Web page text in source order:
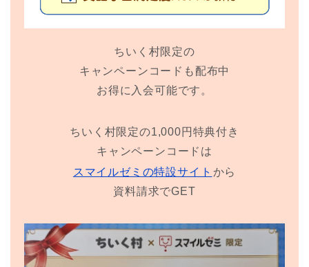
ちいく村限定の
キャンペーンコードも配布中
お得に入会可能です。
ちいく村限定の1,000円特典付き
キャンペーンコードは
スマイルゼミの特設サイト から
資料請求でGET